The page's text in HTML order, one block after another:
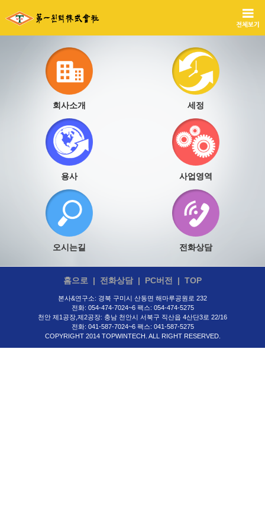
회사소개 세정
용사 사업영역
오시는길 전화상담
홈으로 | 전화상담 | PC버전 | TOP
본사&연구소: 경북 구미시 산동면 해마루공원로 232
전화: 054-474-7024~6 팩스: 054-474-5275
천안 제1공장,제2공장: 충남 천안시 서북구 직산읍 4산단3로 22/16
전화: 041-587-7024~6 팩스: 041-587-5275
COPYRIGHT 2014 TOPWINTECH. ALL RIGHT RESERVED.